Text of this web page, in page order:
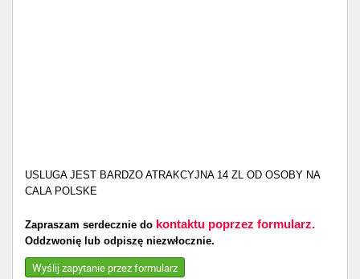
USLUGA JEST BARDZO ATRAKCYJNA 14 ZL OD OSOBY NA
CALA POLSKE
Zapraszam serdecznie do kontaktu poprzez formularz.
Oddzwonię lub odpiszę niezwłocznie.
Wyślij zapytanie przez formularz